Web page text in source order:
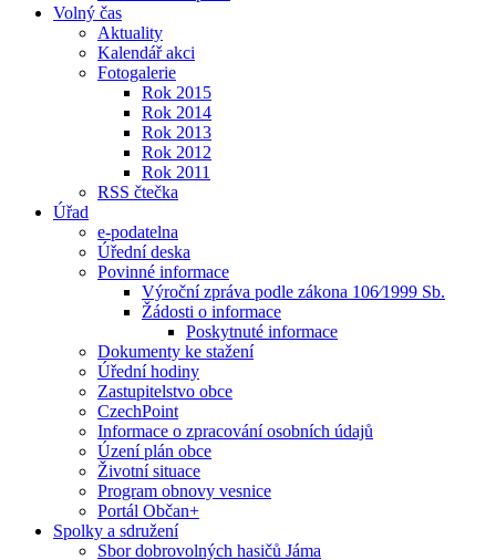
Volný čas
Aktuality
Kalendář akci
Fotogalerie
Rok 2015
Rok 2014
Rok 2013
Rok 2012
Rok 2011
RSS čtečka
Úřad
e-podatelna
Úřední deska
Povinné informace
Výroční zpráva podle zákona 106⁄1999 Sb.
Žádosti o informace
Poskytnuté informace
Dokumenty ke stažení
Úřední hodiny
Zastupitelstvo obce
CzechPoint
Informace o zpracování osobních údajů
Úzení plán obce
Životní situace
Program obnovy vesnice
Portál Občan+
Spolky a sdružení
Sbor dobrovolných hasičů Jáma